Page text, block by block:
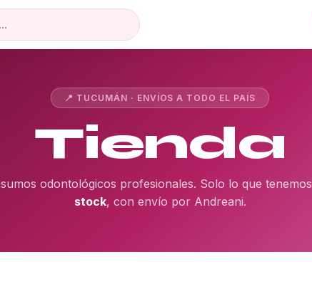
📍 TUCUMÁN · ENVÍOS A TODO EL PAÍS
Tienda
odontológicos profesionales. Solo lo que tenemos
stock, con envío por Andreani.